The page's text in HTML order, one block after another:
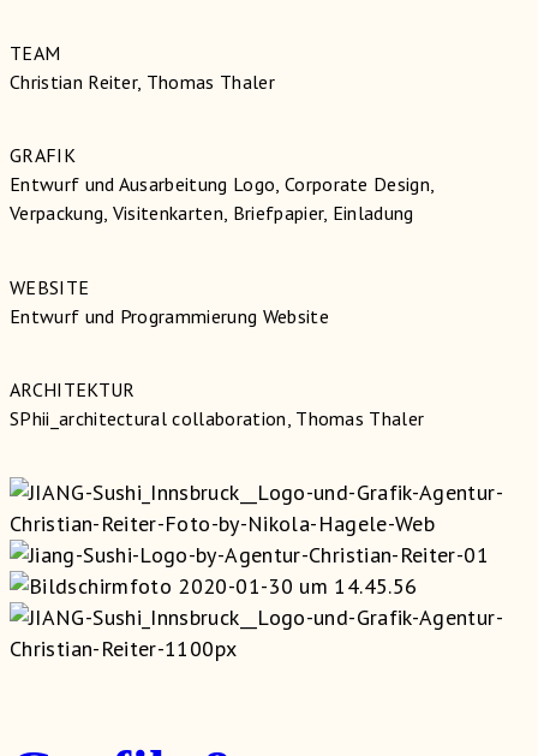
TEAM
Christian Reiter, Thomas Thaler
GRAFIK
Entwurf und Ausarbeitung Logo, Corporate Design,
Verpackung, Visitenkarten, Briefpapier, Einladung
WEBSITE
Entwurf und Programmierung Website
ARCHITEKTUR
SPhii_architectural collaboration, Thomas Thaler